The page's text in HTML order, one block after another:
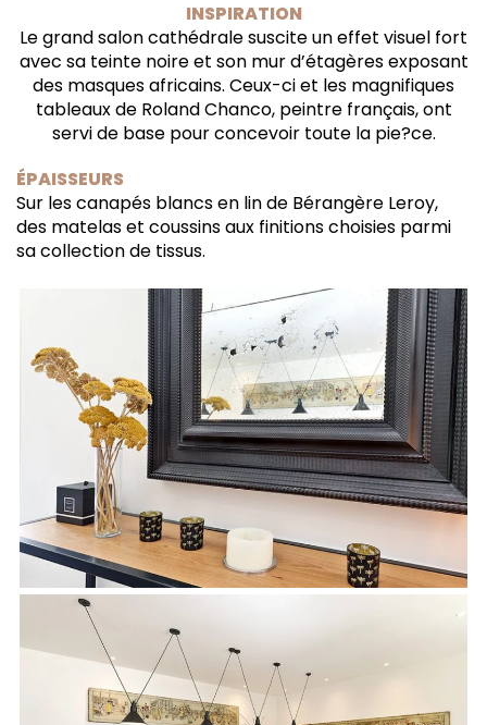
INSPIRATION
Le grand salon cathédrale suscite un effet visuel fort
avec sa teinte noire et son mur d’étagères exposant
des masques africains. Ceux-ci et les magnifiques
tableaux de Roland Chanco, peintre français, ont
servi de base pour concevoir toute la pie?ce.
ÉPAISSEURS
Sur les canapés blancs en lin de Bérangère Leroy,
des matelas et coussins aux finitions choisies parmi
sa collection de tissus.